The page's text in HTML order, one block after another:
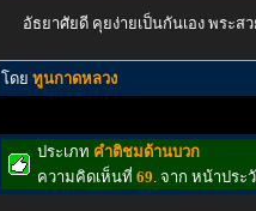
อัธยาศัยดี คุยง่ายเป็นกันเอง พระส
โดย ทูนกาดหลวง
ประเภท คำติชมด้านบวก
ความคิดเห็นที่ 69. จาก หน้าประ